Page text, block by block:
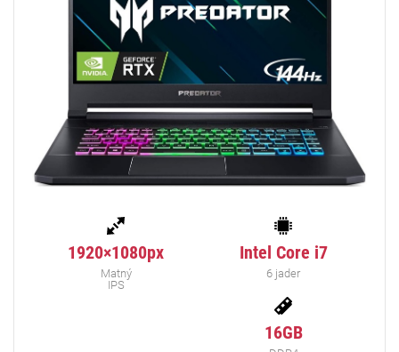
1920×1080px
Matný
IPS
Intel Core i7
6 jader
16GB